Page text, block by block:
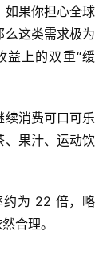
如果你担心全球
这类需求极为
益上的双重“缓
消费可口可乐
果汁、运动饮
约为 22 倍，略
合理。